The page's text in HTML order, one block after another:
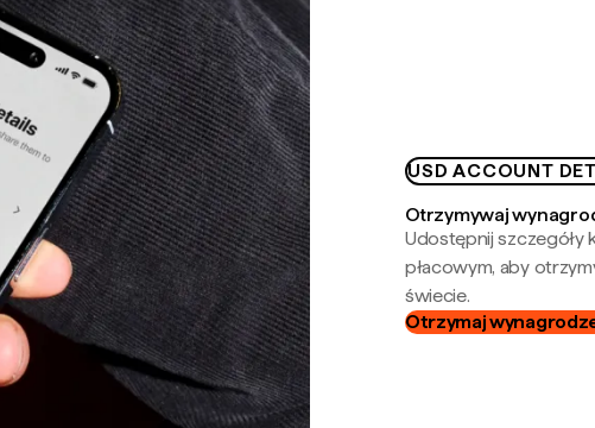
USD ACCOUNT
Otrzymywaj
Udostępnij szczegóły
płacowym, aby
świecie.
Otrzymaj